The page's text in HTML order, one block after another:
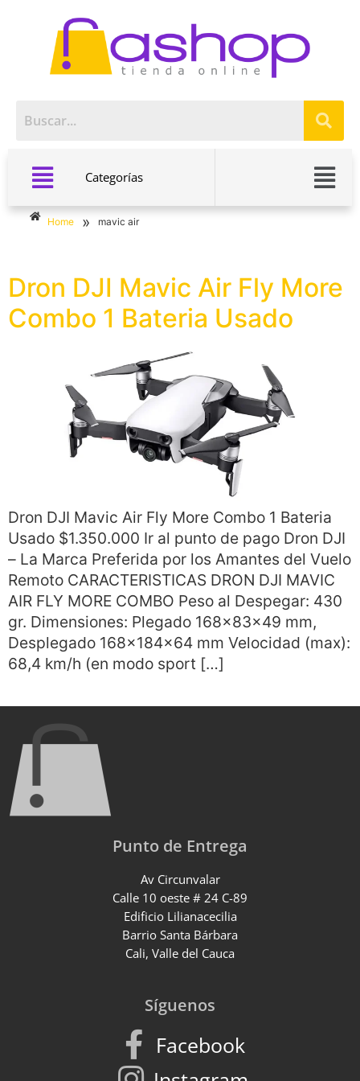
Categorías
Home » mavic air
Dron DJI Mavic Air Fly More
Combo 1 Bateria Usado
Dron DJI Mavic Air Fly More Combo 1 Bateria
Usado $1.350.000 Ir al punto de pago Dron DJI
– La Marca Preferida por los Amantes del Vuelo
Remoto CARACTERISTICAS DRON DJI MAVIC
AIR FLY MORE COMBO Peso al Despegar: 430
gr. Dimensiones: Plegado 168×83×49 mm,
Desplegado 168×184×64 mm Velocidad (max):
68,4 km/h (en modo sport […]
Punto de Entrega
Av Circunvalar
Calle 10 oeste # 24 C-89
Edificio Lilianacecilia
Barrio Santa Bárbara
Cali, Valle del Cauca
Síguenos
Facebook